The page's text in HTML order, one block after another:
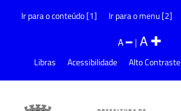
Ir para o conteúdo [1] Ir para o menu [2]
A |A
Libras Acessibilidade Alto Contraste